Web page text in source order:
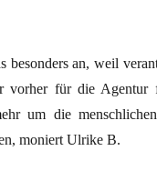
besonders an, weil
vorher für die
um die
moniert Ulrike B.